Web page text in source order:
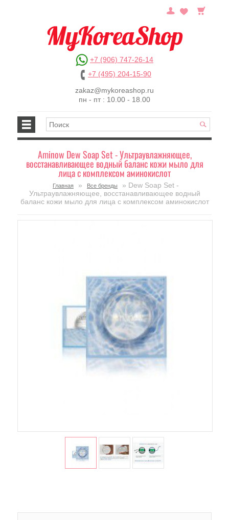
+7 (906) 747-26-14
+7 (495) 204-15-90
zakaz@mykoreashop.ru
пн - пт : 10.00 - 18.00
Aminow Dew Soap Set - Ультраувлажняющее,
восстанавливающее водный баланс кожи мыло для
лица с комплексом аминокислот
Главная » Все бренды
» Dew Soap Set -
Ультраувлажняющее, восстанавливающее водный
баланс кожи мыло для лица с комплексом аминокислот